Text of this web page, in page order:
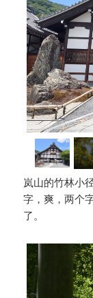
岚山的竹林小
字，爽，两个
了。